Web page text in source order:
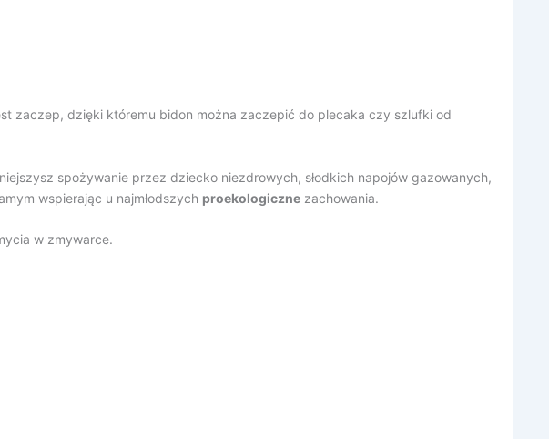
zaczep, dzięki któremu bidon można zaczepić do plecaka czy szlufki od
spożywanie przez dziecko niezdrowych, słodkich napojów gazowanych,
wspierając u najmłodszych proekologiczne zachowania.
w zmywarce.